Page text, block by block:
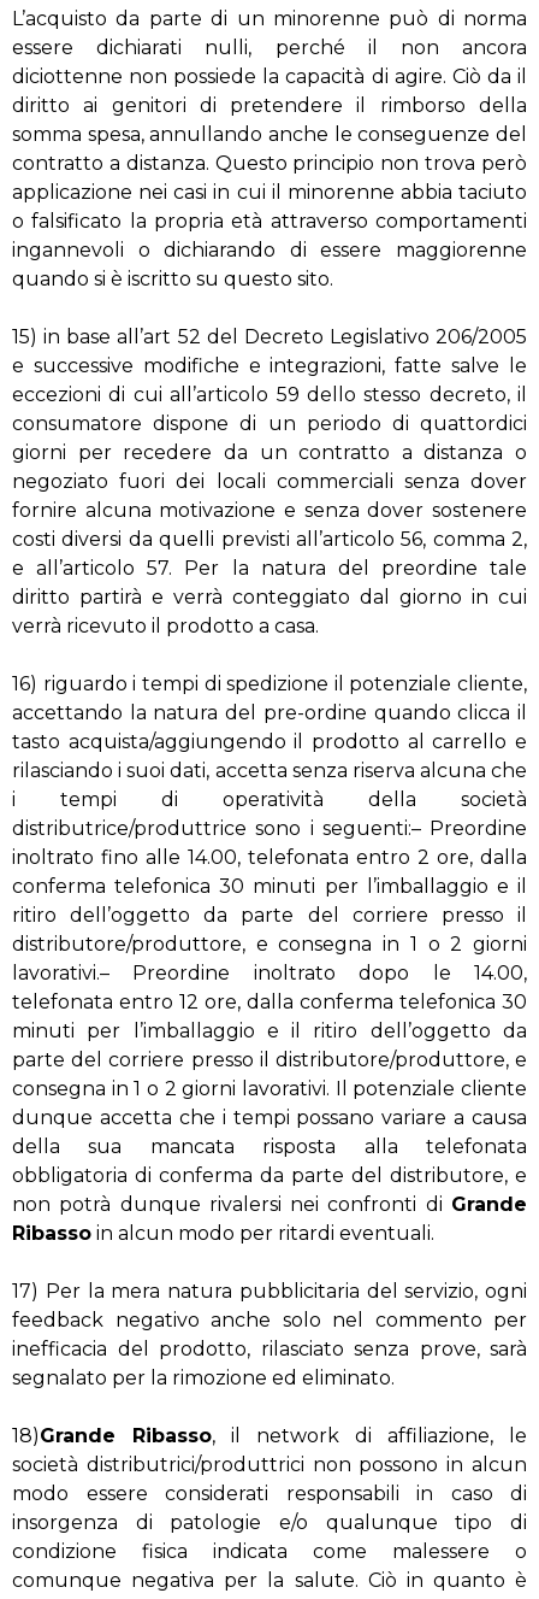
L’acquisto da parte di un minorenne può di norma
essere dichiarati nulli, perché il non ancora
diciottenne non possiede la capacità di agire. Ciò da il
diritto ai genitori di pretendere il rimborso della
somma spesa, annullando anche le conseguenze del
contratto a distanza. Questo principio non trova però
applicazione nei casi in cui il minorenne abbia taciuto
o falsificato la propria età attraverso comportamenti
ingannevoli o dichiarando di essere maggiorenne
quando si è iscritto su questo sito.
15) in base all’art 52 del Decreto Legislativo 206/2005
e successive modifiche e integrazioni, fatte salve le
eccezioni di cui all’articolo 59 dello stesso decreto, il
consumatore dispone di un periodo di quattordici
giorni per recedere da un contratto a distanza o
negoziato fuori dei locali commerciali senza dover
fornire alcuna motivazione e senza dover sostenere
costi diversi da quelli previsti all’articolo 56, comma 2,
e all’articolo 57. Per la natura del preordine tale
diritto partirà e verrà conteggiato dal giorno in cui
verrà ricevuto il prodotto a casa.
16) riguardo i tempi di spedizione il potenziale cliente,
accettando la natura del pre-ordine quando clicca il
tasto acquista/aggiungendo il prodotto al carrello e
rilasciando i suoi dati, accetta senza riserva alcuna che
i tempi di operatività della società
distributrice/produttrice sono i seguenti:– Preordine
inoltrato fino alle 14.00, telefonata entro 2 ore, dalla
conferma telefonica 30 minuti per l’imballaggio e il
ritiro dell’oggetto da parte del corriere presso il
distributore/produttore, e consegna in 1 o 2 giorni
lavorativi.– Preordine inoltrato dopo le 14.00,
telefonata entro 12 ore, dalla conferma telefonica 30
minuti per l’imballaggio e il ritiro dell’oggetto da
parte del corriere presso il distributore/produttore, e
consegna in 1 o 2 giorni lavorativi. Il potenziale cliente
dunque accetta che i tempi possano variare a causa
della sua mancata risposta alla telefonata
obbligatoria di conferma da parte del distributore, e
non potrà dunque rivalersi nei confronti di Grande
Ribasso in alcun modo per ritardi eventuali.
17) Per la mera natura pubblicitaria del servizio, ogni
feedback negativo anche solo nel commento per
inefficacia del prodotto, rilasciato senza prove, sarà
segnalato per la rimozione ed eliminato.
18)Grande Ribasso, il network di affiliazione, le
società distributrici/produttrici non possono in alcun
modo essere considerati responsabili in caso di
insorgenza di patologie e/o qualunque tipo di
condizione fisica indicata come malessere o
comunque negativa per la salute. Ciò in quanto è